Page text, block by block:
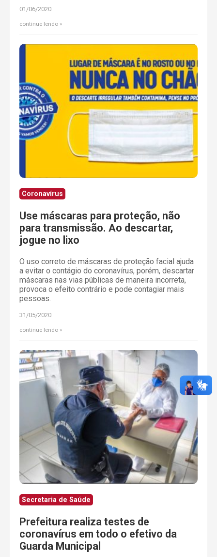
01/06/2020
continue lendo
Coronavírus
Use máscaras para proteção, não
para transmissão. Ao descartar,
jogue no lixo
O uso correto de máscaras de proteção facial ajuda
a evitar o contágio do coronavírus, porém, descartar
máscaras nas vias públicas de maneira incorreta,
provoca o efeito contrário e pode contagiar mais
pessoas.
31/05/2020
continue lendo
Secretaria de Saúde
Prefeitura realiza testes de
coronavírus em todo o efetivo da
Guarda Municipal